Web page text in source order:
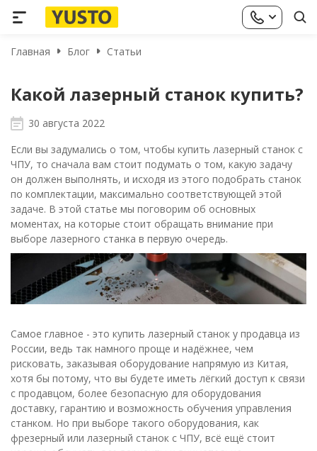
Главная Блог Статьи
Какой лазерный станок купить?
30 августа 2022
Если вы задумались о том, чтобы купить лазерный станок с
ЧПУ, то сначала вам стоит подумать о том, какую задачу
он должен выполнять, и исходя из этого подобрать станок
по комплектации, максимально соответствующей этой
задаче. В этой статье мы поговорим об основных
моментах, на которые стоит обращать внимание при
выборе лазерного станка в первую очередь.
Самое главное - это купить лазерный станок у продавца из
России, ведь так намного проще и надёжнее, чем
рисковать, заказывая оборудование напрямую из Китая,
хотя бы потому, что вы будете иметь лёгкий доступ к связи
с продавцом, более безопасную для оборудования
доставку, гарантию и возможность обучения управления
станком. Но при выборе такого оборудования, как
фрезерный или лазерный станок с ЧПУ, всё ещё стоит